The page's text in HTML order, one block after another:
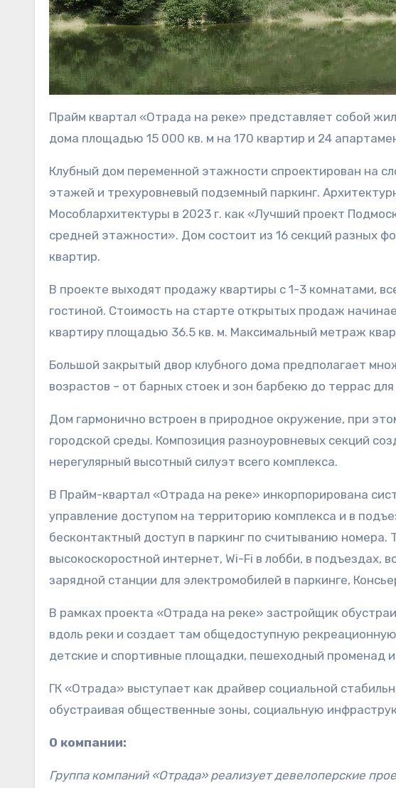
Прайм квартал «Отрада на реке» представляет собой
дома площадью 15 000 кв. м на 170 квартир и 24
Клубный дом переменной этажности спроектирован на
этажей и трехуровневый подземный паркинг.
Мособлархитектуры в 2023 г. как «Лучший проект
средней этажности». Дом состоит из 16 секций разных
квартир.
В проекте выходят продажу квартиры с 1-3 комнатами,
гостиной. Стоимость на старте открытых продаж
квартиру площадью 36.5 кв. м. Максимальный метраж
Большой закрытый двор клубного дома предполагает
возрастов – от барных стоек и зон барбекю до террас
Дом гармонично встроен в природное окружение, при
городской среды. Композиция разноуровневых секций
нерегулярный высотный силуэт всего комплекса.
В Прайм-квартал «Отрада на реке» инкорпорирована
управление доступом на территорию комплекса и в
бесконтактный доступ в паркинг по считыванию номера.
высокоскоростной интернет, Wi-Fi в лобби, в подъездах,
зарядной станции для электромобилей в паркинге,
В рамках проекта «Отрада на реке» застройщик
вдоль реки и создает там общедоступную
детские и спортивные площадки, пешеходный променад
ГК «Отрада» выступает как драйвер социальной
обустраивая общественные зоны, социальную
О компании:
Группа компаний «Отрада» реализует девелоперские